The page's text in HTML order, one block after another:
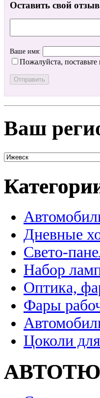
Оставить свой
Ваше имя:
Пожалуйста, поставьте
Ваш
Дневные
Свето-
Набор
Оптика,
Фары
Цоколи